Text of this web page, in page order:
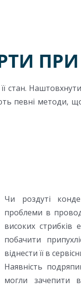
стан.
певні методи,
Чи роздуті
проблеми в
високих стрибків
побачити
віднести її в
Наявність
могли зачепити